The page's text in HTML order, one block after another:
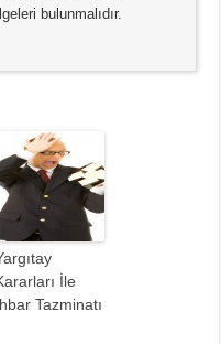
bulunmalıdır.
İle
Tazminatı